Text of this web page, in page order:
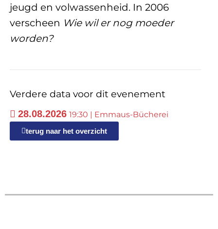
jeugd en volwassenheid. In 2006
verscheen Wie wil er nog moeder
worden?
Verdere data voor dit evenement
28.08.2026 19:30 | Emmaus-Bücherei
terug naar het overzicht